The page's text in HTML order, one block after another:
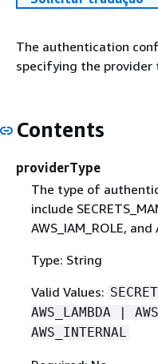
The authentication
specifying the provider
Contents
providerType
The type of
include
AWS_IAM_ROLE, and
Type: String
Valid Values:
AWS_LAMBDA |
AWS_INTERNAL